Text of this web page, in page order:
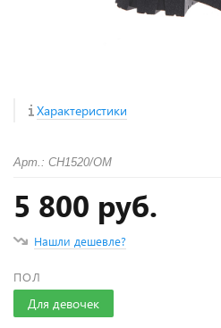
Характеристики
Арт.: CH1520/OМ
5 800 руб.
Нашли дешевле?
ПОЛ
Для девочек